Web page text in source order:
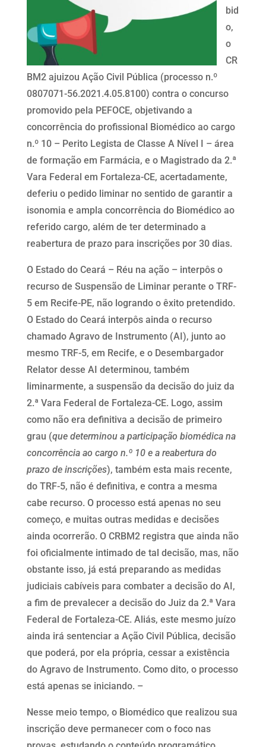
bid
o,
o
CR
BM2 ajuizou Ação Civil Pública (processo n.º
0807071-56.2021.4.05.8100) contra o concurso
promovido pela PEFOCE, objetivando a
concorrência do profissional Biomédico ao cargo
n.º 10 – Perito Legista de Classe A Nível I – área
de formação em Farmácia, e o Magistrado da 2.ª
Vara Federal em Fortaleza-CE, acertadamente,
deferiu o pedido liminar no sentido de garantir a
isonomia e ampla concorrência do Biomédico ao
referido cargo, além de ter determinado a
reabertura de prazo para inscrições por 30 dias.
O Estado do Ceará – Réu na ação – interpôs o
recurso de Suspensão de Liminar perante o TRF-
5 em Recife-PE, não logrando o êxito pretendido.
O Estado do Ceará interpôs ainda o recurso
chamado Agravo de Instrumento (AI), junto ao
mesmo TRF-5, em Recife, e o Desembargador
Relator desse AI determinou, também
liminarmente, a suspensão da decisão do juiz da
2.ª Vara Federal de Fortaleza-CE. Logo, assim
como não era definitiva a decisão de primeiro
grau (que determinou a participação biomédica na
concorrência ao cargo n.º 10 e a reabertura do
prazo de inscrições), também esta mais recente,
do TRF-5, não é definitiva, e contra a mesma
cabe recurso. O processo está apenas no seu
começo, e muitas outras medidas e decisões
ainda ocorrerão. O CRBM2 registra que ainda não
foi oficialmente intimado de tal decisão, mas, não
obstante isso, já está preparando as medidas
judiciais cabíveis para combater a decisão do AI,
a fim de prevalecer a decisão do Juiz da 2.ª Vara
Federal de Fortaleza-CE. Aliás, este mesmo juízo
ainda irá sentenciar a Ação Civil Pública, decisão
que poderá, por ela própria, cessar a existência
do Agravo de Instrumento. Como dito, o processo
está apenas se iniciando. –
Nesse meio tempo, o Biomédico que realizou sua
inscrição deve permanecer com o foco nas